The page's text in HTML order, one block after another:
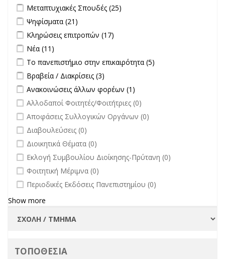
Apply Μεταπτυχιακές Σπουδές filter
Μεταπτυχιακές Σπουδές (25)
Apply Ψηφίσματα filter
Ψηφίσματα (21)
Apply Κληρώσεις επιτροπών filter
Κληρώσεις επιτροπών (17)
Apply Νέα filter
Νέα (11)
Apply Το πανεπιστήμιο στην επικαιρότητα filter
Το πανεπιστήμιο στην επικαιρότητα (5)
Apply Βραβεία / Διακρίσεις filter
Βραβεία / Διακρίσεις (3)
Apply Ανακοινώσεις άλλων φορέων filter
Ανακοινώσεις άλλων φορέων (1)
undefined
Αλλοδαποί Φοιτητές/Φοιτήτριες (0)
undefined
Αποφάσεις Συλλογικών Οργάνων (0)
undefined
Διαβουλεύσεις (0)
undefined
Διοικητικά Θέματα (0)
undefined
Εκλογή Συμβουλίου Διοίκησης-Πρύτανη (0)
undefined
Φοιτητική Μέριμνα (0)
undefined
Περιοδικές Εκδόσεις Πανεπιστημίου (0)
Show more
ΤΟΠΟΘΕΣΙΑ